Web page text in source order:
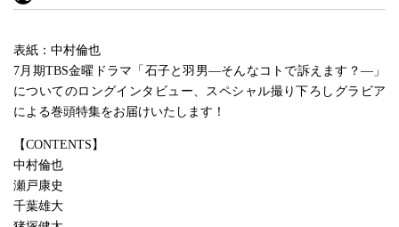
表紙：中村倫也
7月期TBS金曜ドラマ「石子と羽男―そんなコトで訴えます？―」
についてのロングインタビュー、スペシャル撮り下ろしグラビア
による巻頭特集をお届けいたします！
【CONTENTS】
中村倫也
瀬戸康史
千葉雄大